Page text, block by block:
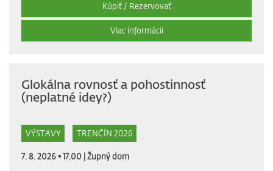
Kúpiť / Rezervovať
Viac informácii
Glokálna rovnosť a pohostinnosť
(neplatné idey?)
VÝSTAVY TRENČÍN 2026
7. 8. 2026 • 17.00 |Župný dom